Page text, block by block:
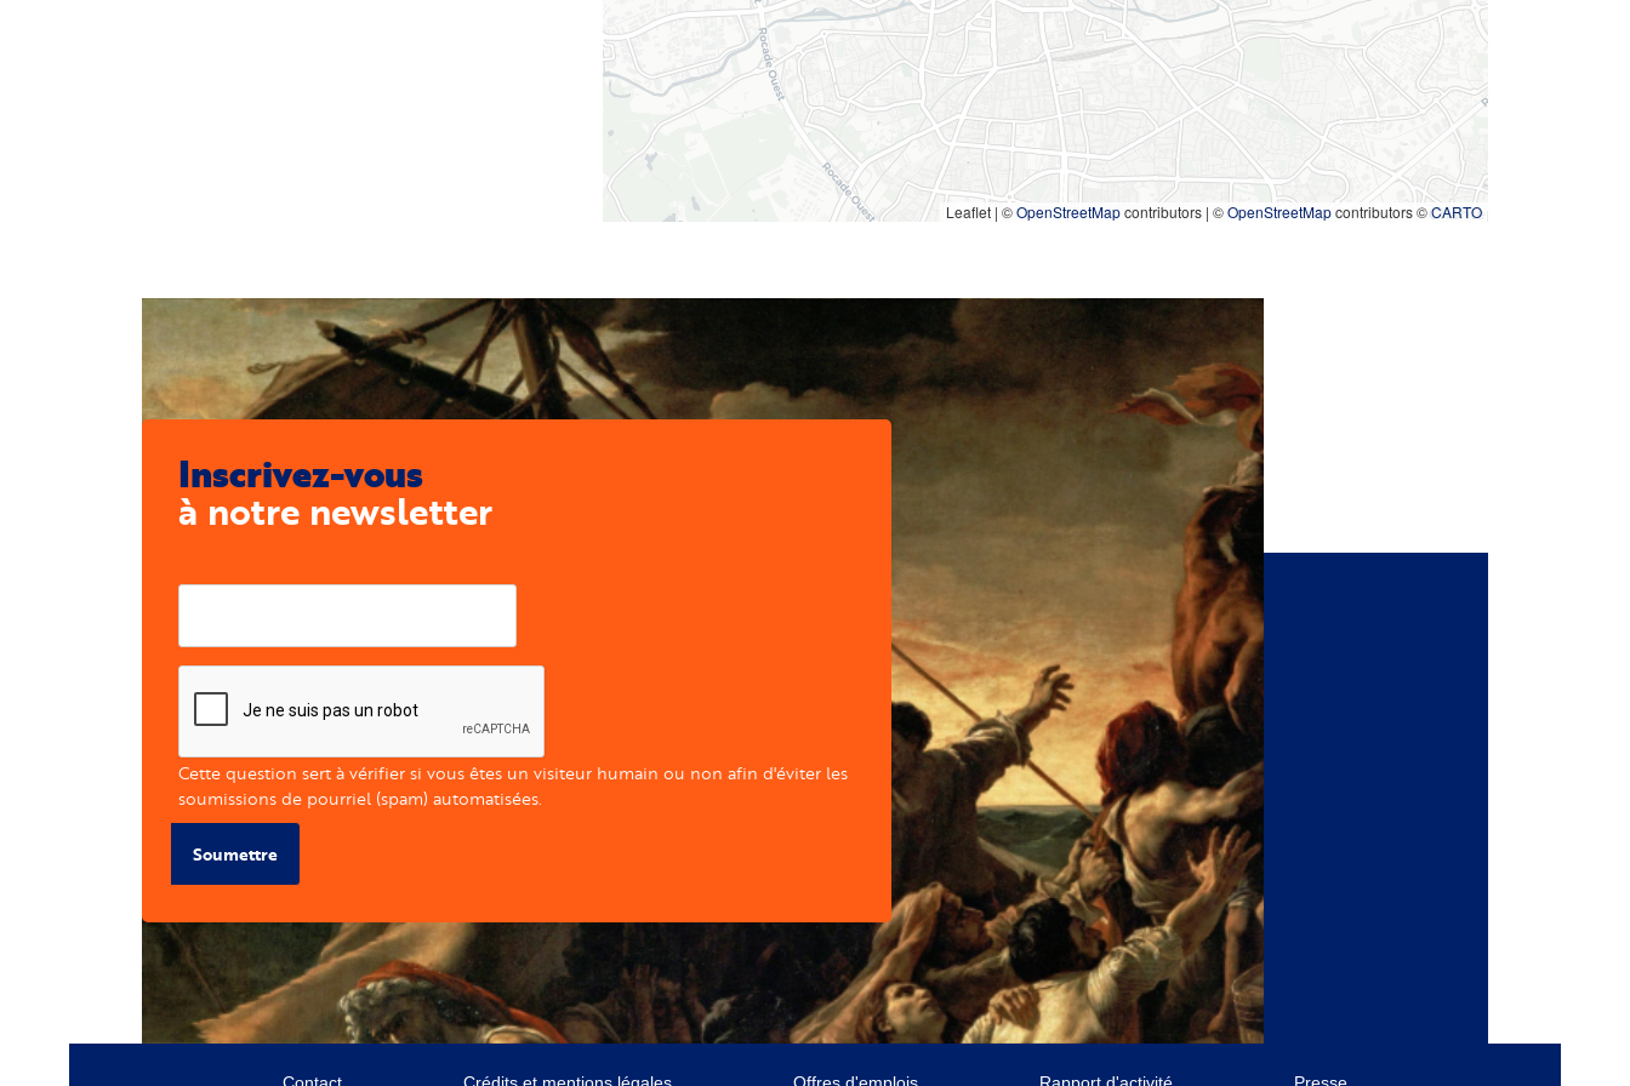
Leaflet | ©OpenStreetMapcontributors | ©OpenStreetMapcontributors ©CARTO
Inscrivez-vous
à notre newsletter
Cette question sert à vérifier si vous êtes un visiteur humain ou non afin d'éviter les
soumissions de pourriel (spam) automatisées.
Soumettre